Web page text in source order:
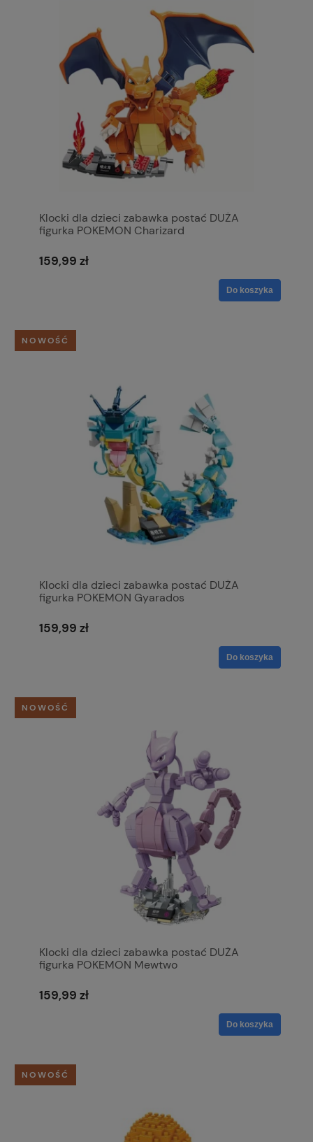
Klocki dla dzieci zabawka postać DUŻA
figurka POKEMON Charizard
159,99 zł
Do koszyka
Klocki dla dzieci zabawka postać DUŻA
figurka POKEMON Gyarados
159,99 zł
Do koszyka
NOWOŚĆ
Klocki dla dzieci zabawka postać DUŻA
figurka POKEMON Mewtwo
159,99 zł
Do koszyka
NOWOŚĆ
NOWOŚĆ